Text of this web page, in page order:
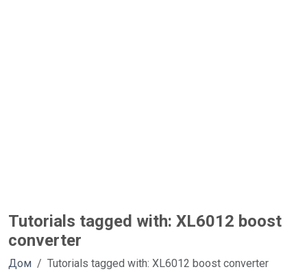
Tutorials tagged with: XL6012 boost
converter
Дом Tutorials tagged with: XL6012 boost converter